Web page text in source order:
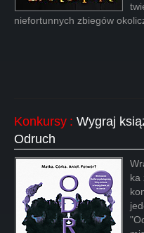
niefortunnych zbiegów
Konkursy : Wygraj
Odruch
ka